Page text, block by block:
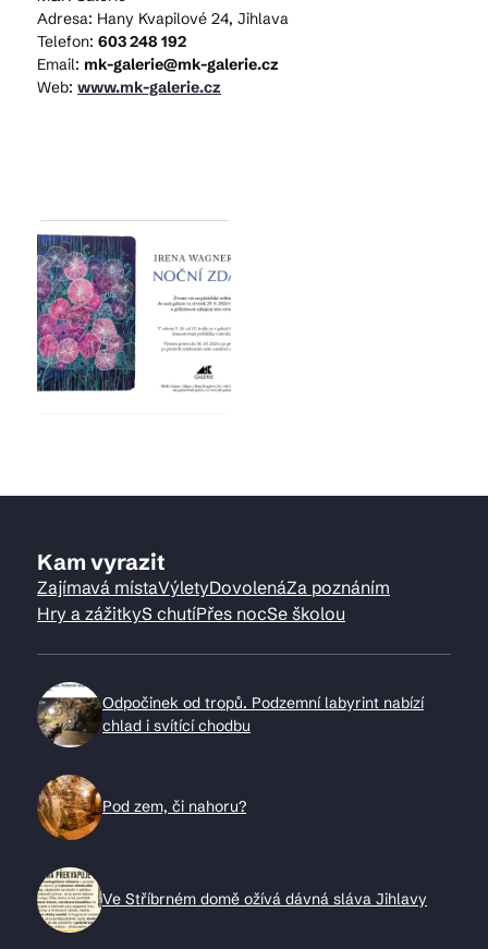
Adresa: Hany Kvapilové 24, Jihlava
Telefon: 603 248 192
Email: mk-galerie@mk-galerie.cz
Web: www.mk-galerie.cz
Kam vyrazit
Zajímavá místaVýletyDovolenáZa poznáním
Hry a zážitkyS chutíPřes nocSe školou
Odpočinek od tropů. Podzemní labyrint nabízí
chlad i svítící chodbu
Pod zem, či nahoru?
Ve Stříbrném domě ožívá dávná sláva Jihlavy